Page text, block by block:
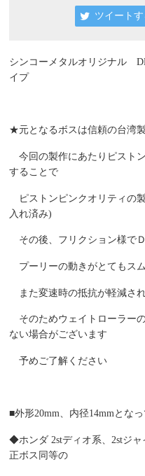
ツイートす
シンコーメタルオリジナル
イプ
★元となるボスは信頼の台湾製
今回の製作にあたりピスト
することで
ピストンピンクオリティの
入れ済み)
その後、フリクション様で
プーリーの動きがとてもス
また変速時の抵抗が軽減さ
そのためウェイトローラー
ない場合がございます
予めご了解ください
■外形20mm、内径14mmとな
◆ホンダ 2stディオ系、2stジ
正ボス同等の